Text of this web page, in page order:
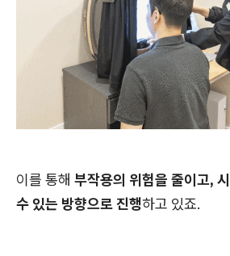
이를 통해 부작용의 위험을 줄이고,
수 있는 방향으로 진행하고 있죠.